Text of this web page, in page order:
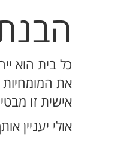
כל בית הוא
את
אישית זו
אולי יעניין